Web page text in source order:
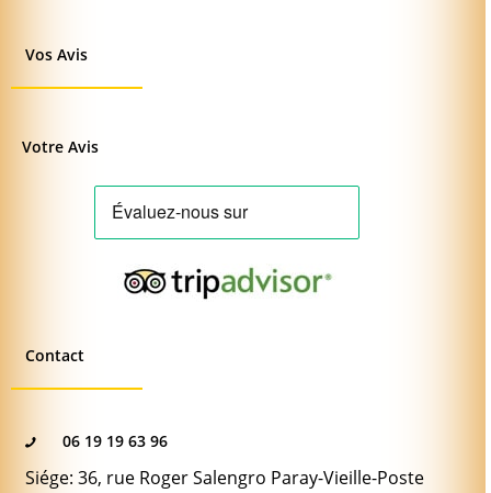
Vos Avis
Votre Avis
Contact
06 19 19 63 96
Siége: 36, rue Roger Salengro Paray-Vieille-Poste